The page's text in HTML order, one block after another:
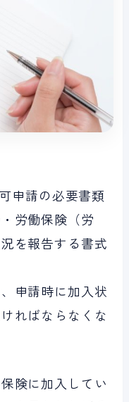
申請の必要書類
労働保険（労
を報告する書式
申請時に加入状
ればならなくな
険に加入してい